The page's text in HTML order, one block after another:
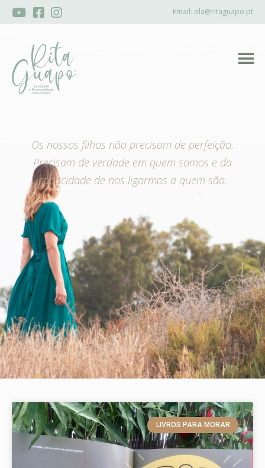
Email: ola@ritaguapo.pt
Os nossos filhos não precisam de perfeição.
Precisam de verdade em quem somos e da
capacidade de nos ligarmos a quem são.
LIVROS PARA MORAR